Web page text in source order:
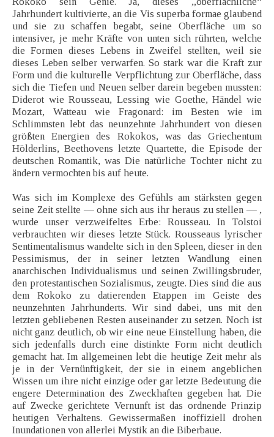
Jahrhundert kultivierte, an die Vis superba formae glaubend
und sie zu schaffen begabt, seine Oberfläche um so
intensiver, je mehr Kräfte von unten sich rührten, welche
die Formen dieses Lebens in Zweifel stellten, weil sie
dieses Leben selber verwarfen. So stark war die Kraft zur
Form und die kulturelle Verpflichtung zur Oberfläche, dass
sich die Tiefen und Neuen selber darein begeben mussten:
Diderot wie Rousseau, Lessing wie Goethe, Händel wie
Mozart, Watteau wie Fragonard: im Besten wie im
Schlimmsten lebt das neunzehnte Jahrhundert von diesen
größten Energien des Rokokos, was das Griechentum
Hölderlins, Beethovens letzte Quartette, die Episode der
deutschen Romantik, was Die natürliche Tochter nicht zu
ändern vermochten bis auf heute.
Was sich im Komplexe des Gefühls am stärksten gegen
seine Zeit stellte — ohne sich aus ihr heraus zu stellen — ,
wurde unser verzweifeltes Erbe: Rousseau. In Tolstoi
verbrauchten wir dieses letzte Stück. Rousseaus lyrischer
Sentimentalismus wandelte sich in den Spleen, dieser in den
Pessimismus, der in seiner letzten Wandlung einen
anarchischen Individualismus und seinen Zwillingsbruder,
den protestantischen Sozialismus, zeugte. Dies sind die aus
dem Rokoko zu datierenden Etappen im Geiste des
neunzehnten Jahrhunderts. Wir sind dabei, uns mit den
letzten gebliebenen Resten auseinander zu setzen. Noch ist
nicht ganz deutlich, ob wir eine neue Einstellung haben, die
sich jedenfalls durch eine distinkte Form nicht deutlich
gemacht hat. Im allgemeinen lebt die heutige Zeit mehr als
je in der Vernünftigkeit, der sie in einem angeblichen
Wissen um ihre nicht einzige oder gar letzte Bedeutung die
engere Determination des Zweckhaften gegeben hat. Die
auf Zwecke gerichtete Vernunft ist das ordnende Prinzip
heutigen Verhaltens. Gewissermaßen inoffiziell drohen
Inundationen von allerlei Mystik an die Biberbaue.